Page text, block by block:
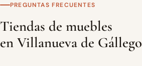
PREGUNTAS FRECUENTES
Tiendas de muebles
en Villanueva de Gállego